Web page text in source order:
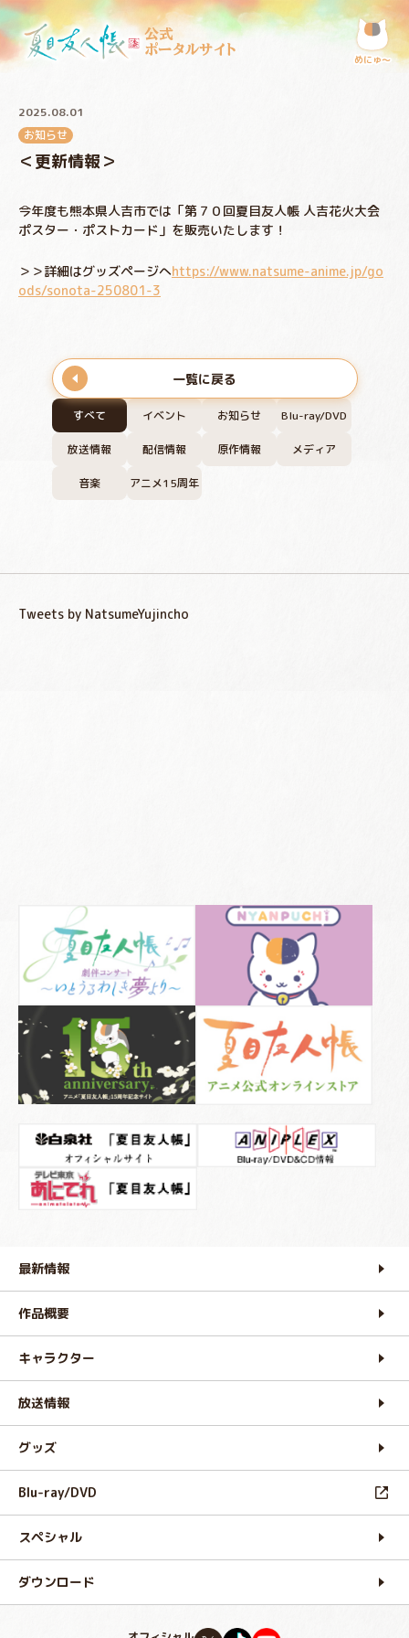
公式
ポータルサイト
めにゅ〜
すべて イベント お知らせ Blu-ray/DVD
放送情報 配信情報 原作情報 メディア
音楽 アニメ15周年
2025.08.01
お知らせ
＜更新情報＞
今年度も熊本県人吉市では「第７０回夏目友人帳 人吉花火大会
ポスター・ポストカード」を販売いたします！
＞＞詳細はグッズページへhttps://www.natsume-anime.jp/go
ods/sonota-250801-3
一覧に戻る
Tweets by NatsumeYujincho
最新情報
作品概要
キャラクター
放送情報
グッズ
Blu-ray/DVD
スペシャル
ダウンロード